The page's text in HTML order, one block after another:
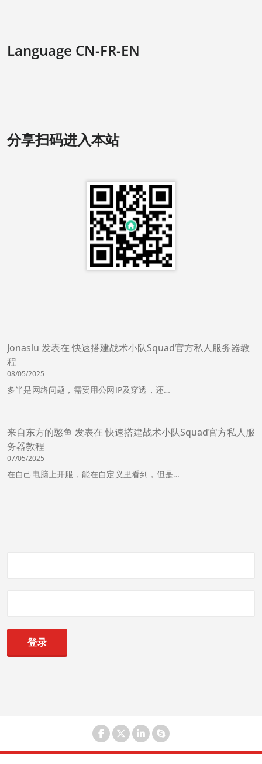
Language CN-FR-EN
分享扫码进入本站
Jonaslu 发表在快速搭建战术小队Squad官方私人服务器教
程
08/05/2025
多半是网络问题，需要用公网IP及穿透，还…
来自东方的憨鱼 发表在快速搭建战术小队Squad官方私人服
务器教程
07/05/2025
在自己电脑上开服，能在自定义里看到，但是…